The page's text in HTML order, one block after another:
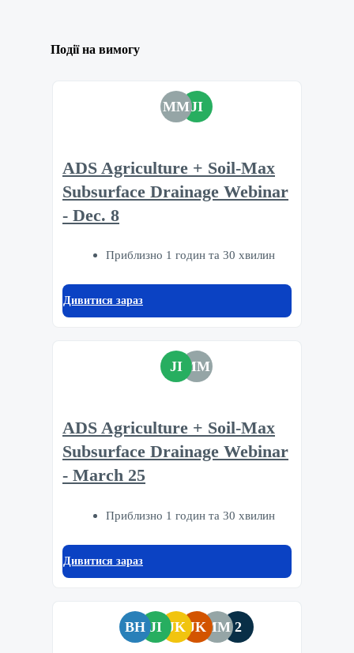
Події на вимогу
MMJI
ADS Agriculture + Soil-Max
Subsurface Drainage Webinar
- Dec. 8
Приблизно 1 годин та 30 хвилин
Дивитися зараз
JI MM
ADS Agriculture + Soil-Max
Subsurface Drainage Webinar
- March 25
Приблизно 1 годин та 30 хвилин
Дивитися зараз
BH JI JK JKMM 2